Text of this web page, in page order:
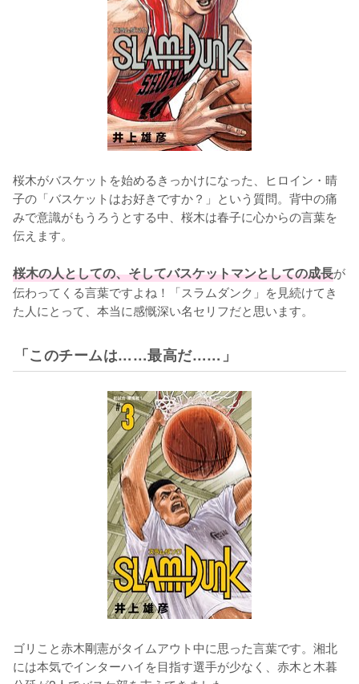
桜木がバスケットを始めるきっかけになった、ヒロイン・晴
子の「バスケットはお好きですか？」という質問。背中の痛
みで意識がもうろうとする中、桜木は春子に心からの言葉を
伝えます。
桜木の人としての、そしてバスケットマンとしての成長が
伝わってくる言葉ですよね！「スラムダンク」を見続けてき
た人にとって、本当に感慨深い名セリフだと思います。
「このチームは……最高だ……」
ゴリこと赤木剛憲がタイムアウト中に思った言葉です。湘北
には本気でインターハイを目指す選手が少なく、赤木と木暮